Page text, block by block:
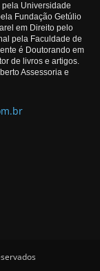
Universidade
Fundação Getúlio
em Direito pelo
pela Faculdade de
é Doutorando em
de livros e artigos.
Assessoria e